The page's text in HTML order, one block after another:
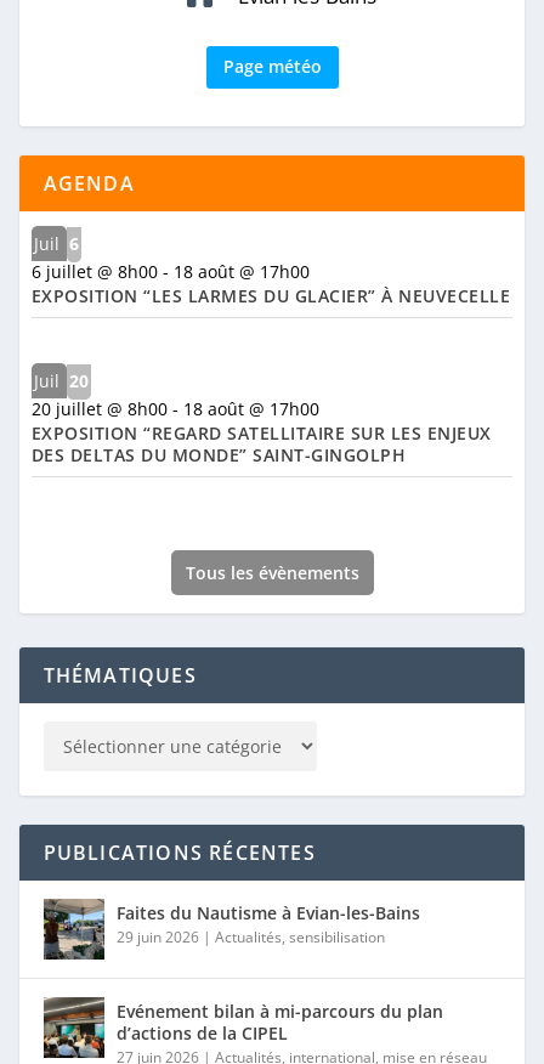
Page météo
AGENDA
Juil 6
6 juillet @ 8h00- 18 août @ 17h00
EXPOSITION “LES LARMES DU GLACIER” À NEUVECELLE
Juil 20
20 juillet @ 8h00- 18 août @ 17h00
EXPOSITION “REGARD SATELLITAIRE SUR LES ENJEUX
DES DELTAS DU MONDE” SAINT-GINGOLPH
Tous les évènements
THÉMATIQUES
PUBLICATIONS RÉCENTES
Faites du Nautisme à Evian-les-Bains
29 juin 2026| Actualités, sensibilisation
Evénement bilan à mi-parcours du plan
d’actions de la CIPEL
27 juin 2026| Actualités, international, mise en réseau